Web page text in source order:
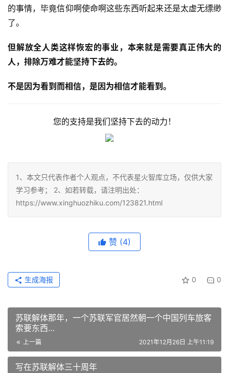
的事情，毕竟信仰啊使命啊这些东西听起来还是太虚无缥缈
了。
但解放全人类这样恢宏的事业，本来就是需要真正伟大的
人，排除万难才能坚持下去的。
不是因为看到而相信，是因为相信才能看到。
您的支持是我们坚持下去的动力！
1、本文只代表作者个人观点，不代表星火智库立场，仅供大家
学习参考； 2、如若转载，请注明出处：
https://www.xinghuozhiku.com/123821.html
赞 (4)
0 0
生成海报
苏联解体那年，一个苏联军官居然朝一个中国列车旅客
索要东西…
上一篇 2021年12月26日 上午11:19
写在苏联解体三十周年